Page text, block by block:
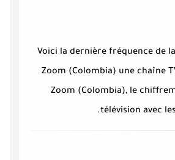
Voici la dernière fréquence de
Zoom (Colombia) une chaîne
Zoom (Colombia), le
télévision avec